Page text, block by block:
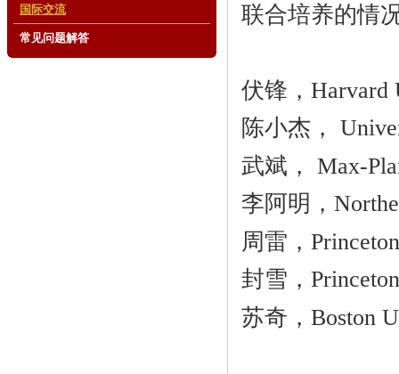
国际交流
常见问题解答
联合培养的情
伏锋，Harvard
陈小杰，
武斌， Max-
李阿明，
周雷，
封雪，
苏奇，Boston